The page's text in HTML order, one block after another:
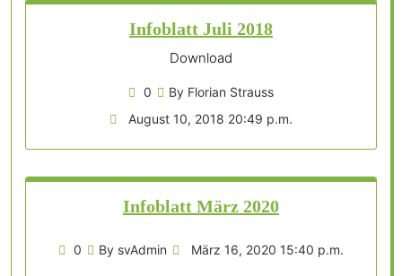
Infoblatt Juli 2018
Download
0
By Florian Strauss
August 10, 2018 20:49 p.m.
Infoblatt März 2020
0 By svAdmin März 16, 2020 15:40 p.m.